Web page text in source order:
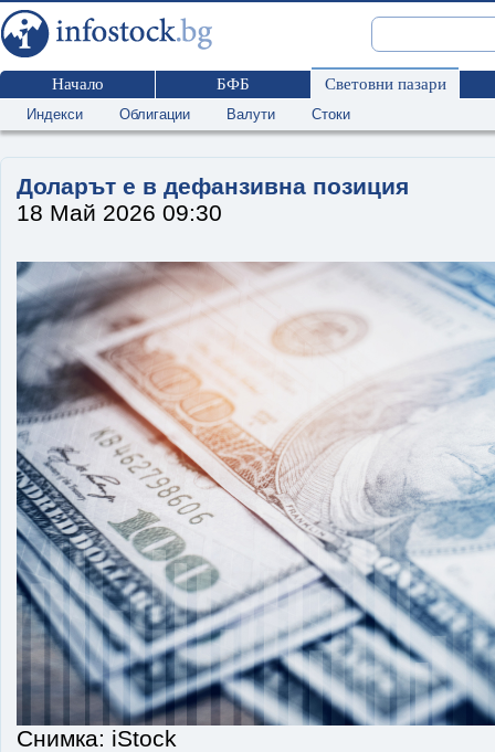
Начало БФБ Световни пазари
Индекси Облигации Валути Стоки
Доларът е в дефанзивна позиция
18 Май 2026 09:30
Снимка: iStock